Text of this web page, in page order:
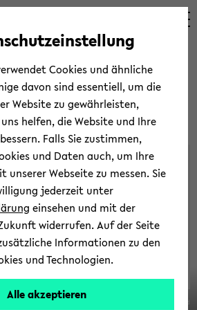
Automatische
vermeiden
zum
wechseln
zum
wechseln
zum
wechseln
Ver­an­stal­tun­gen
SFB
Cookies und ähnliche
davon sind essentiell, um die
Website zu gewährleisten,
helfen, die Website und Ihre
Falls Sie zustimmen,
und Daten auch, um Ihre
Webseite zu messen. Sie
jederzeit unter
einsehen und mit der
widerrufen. Auf der Seite
Informationen zu den
und Technologien.
Alle akzeptieren